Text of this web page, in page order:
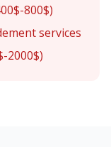
800$)
services
2000$)